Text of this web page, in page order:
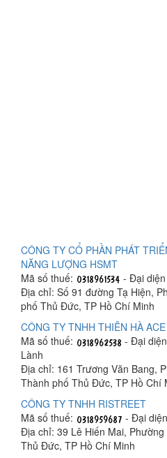
CÔNG TY CỔ PHẦN PHÁT
NĂNG LƯỢNG HSMT
Mã số thuế:
- Đại
Địa chỉ: Số 91 đường Tạ Hiện,
phố Thủ Đức, TP Hồ Chí Minh
CÔNG TY TNHH THIÊN HÀ
Mã số thuế:
- Đại
Lành
Địa chỉ: 161 Trương Văn Bang,
Thành phố Thủ Đức, TP Hồ Chí
CÔNG TY TNHH RISTREET
Mã số thuế:
- Đại
Địa chỉ: 39 Lê Hiến Mai,
Thủ Đức, TP Hồ Chí Minh